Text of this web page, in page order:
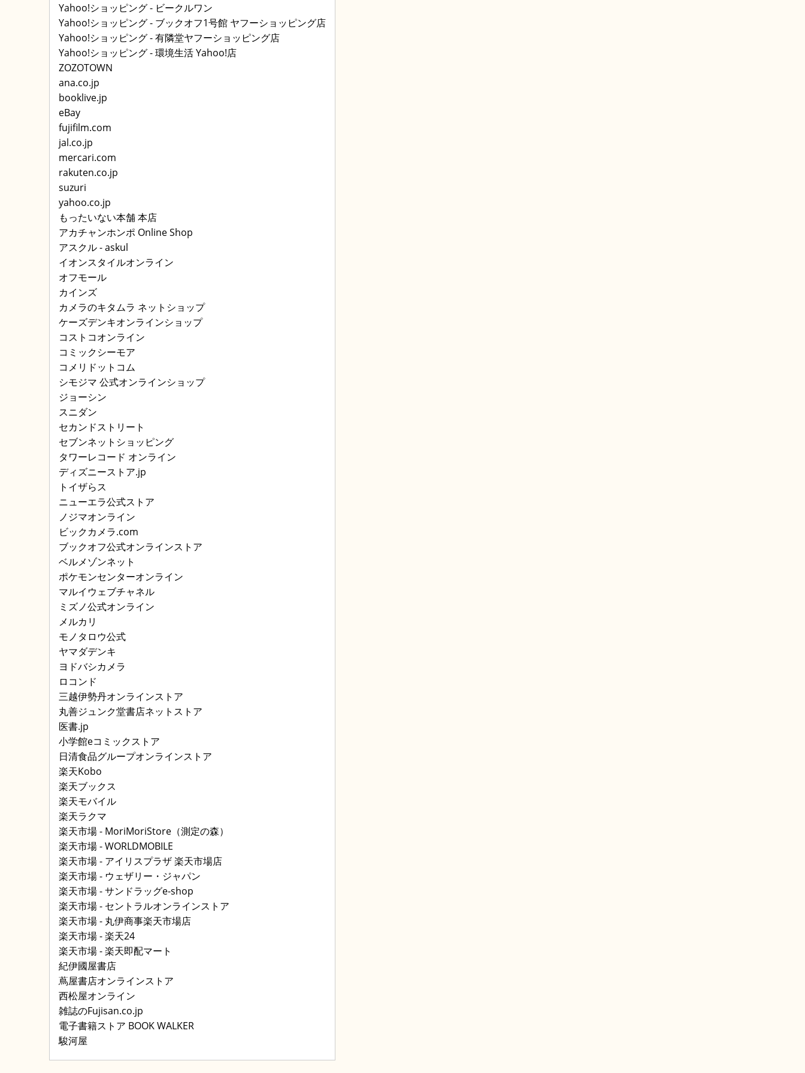
Yahoo!ショッピング - ビークルワン
Yahoo!ショッピング - ブックオフ1号館 ヤフーショッピング店
Yahoo!ショッピング - 有隣堂ヤフーショッピング店
Yahoo!ショッピング - 環境生活 Yahoo!店
ZOZOTOWN
ana.co.jp
booklive.jp
eBay
fujifilm.com
jal.co.jp
mercari.com
rakuten.co.jp
suzuri
yahoo.co.jp
もったいない本舗 本店
アカチャンホンポ Online Shop
アスクル - askul
イオンスタイルオンライン
オフモール
カインズ
カメラのキタムラ ネットショップ
ケーズデンキオンラインショップ
コストコオンライン
コミックシーモア
コメリドットコム
シモジマ 公式オンラインショップ
ジョーシン
スニダン
セカンドストリート
セブンネットショッピング
タワーレコード オンライン
ディズニーストア.jp
トイザらス
ニューエラ公式ストア
ノジマオンライン
ビックカメラ.com
ブックオフ公式オンラインストア
ベルメゾンネット
ポケモンセンターオンライン
マルイウェブチャネル
ミズノ公式オンライン
メルカリ
モノタロウ公式
ヤマダデンキ
ヨドバシカメラ
ロコンド
三越伊勢丹オンラインストア
丸善ジュンク堂書店ネットストア
医書.jp
小学館eコミックストア
日清食品グループオンラインストア
楽天Kobo
楽天ブックス
楽天モバイル
楽天ラクマ
楽天市場 - MoriMoriStore（測定の森）
楽天市場 - WORLDMOBILE
楽天市場 - アイリスプラザ 楽天市場店
楽天市場 - ウェザリー・ジャパン
楽天市場 - サンドラッグe-shop
楽天市場 - セントラルオンラインストア
楽天市場 - 丸伊商事楽天市場店
楽天市場 - 楽天24
楽天市場 - 楽天即配マート
紀伊國屋書店
蔦屋書店オンラインストア
西松屋オンライン
雑誌のFujisan.co.jp
電子書籍ストア BOOK WALKER
駿河屋